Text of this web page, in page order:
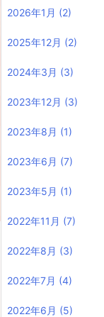
2026年1月 (2)
2025年12月 (2)
2024年3月 (3)
2023年12月 (3)
2023年8月 (1)
2023年6月 (7)
2023年5月 (1)
2022年11月 (7)
2022年8月 (3)
2022年7月 (4)
2022年6月 (5)